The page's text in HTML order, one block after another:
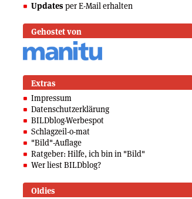
Updates per E-Mail erhalten
Gehostet von
Extras
Impressum
Datenschutzerklärung
BILDblog-Werbespot
Schlagzeil-o-mat
"Bild"-Auflage
Ratgeber: Hilfe, ich bin in "Bild"
Wer liest BILDblog?
Oldies